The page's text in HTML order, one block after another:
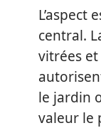
L’aspect
central.
vitrées
le jardin
valeur le